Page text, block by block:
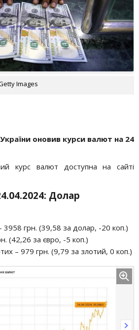
Images
оновив курси валют на 24
курс валют доступна на сайті
Долар
грн. (39,58 за долар, -20 коп.)
(42,26 за євро, -5 коп.)
– 979 грн. (9,79 за злотий, 0 коп.)